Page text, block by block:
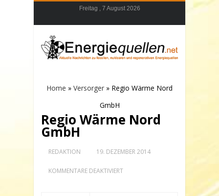
Freitag , 7 August 2026
Home » Versorger » Regio Wärme Nord
GmbH
Regio Wärme Nord
GmbH
REDAKTION 19. DEZEMBER 2014
KOMMENTARE DEAKTIVIERTFÜR